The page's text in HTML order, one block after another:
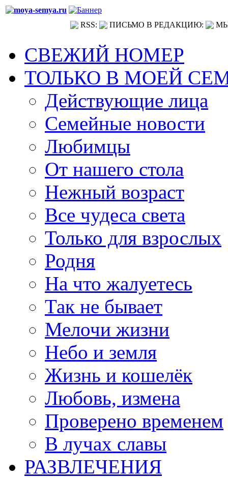
RSS: ПИСЬМО В РЕДАКЦИЮ:
СВЕЖИЙ НОМЕР
ТОЛЬКО В МОЕЙ
Действующие лица
Семейные новости
Любимцы
От нашего стола
Нежный возраст
Все чудеса света
Только для взрослых
Родня
На что жалуетесь
Так не бывает
Мелочи жизни
Небо и земля
Жизнь и кошелёк
Любовь, измена
Проверено временем
В лучах славы
РАЗВЛЕЧЕНИЯ